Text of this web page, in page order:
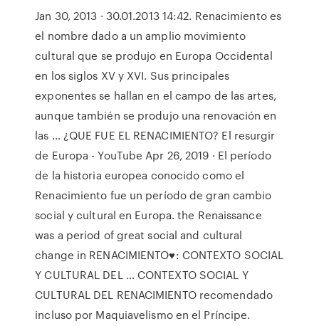
Jan 30, 2013 · 30.01.2013 14:42. Renacimiento es
el nombre dado a un amplio movimiento
cultural que se produjo en Europa Occidental
en los siglos XV y XVI. Sus principales
exponentes se hallan en el campo de las artes,
aunque también se produjo una renovación en
las … ¿QUE FUE EL RENACIMIENTO? El resurgir
de Europa - YouTube Apr 26, 2019 · El período
de la historia europea conocido como el
Renacimiento fue un período de gran cambio
social y cultural en Europa. the Renaissance
was a period of great social and cultural
change in RENACIMIENTO♥: CONTEXTO SOCIAL
Y CULTURAL DEL … CONTEXTO SOCIAL Y
CULTURAL DEL RENACIMIENTO recomendado
incluso por Maquiavelismo en el Príncipe.